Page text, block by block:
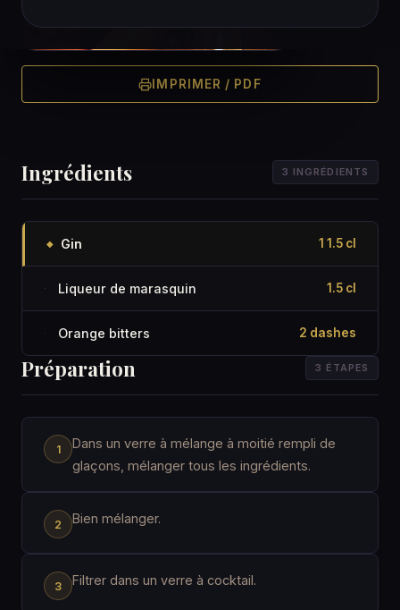
IMPRIMER / PDF
Ingrédients 3 INGRÉDIENTS
◆ Gin 1 1.5 cl
· Liqueur de marasquin 1.5 cl
· Orange bitters 2 dashes
Préparation 3 ÉTAPES
Dans un verre à mélange à moitié rempli de
glaçons, mélanger tous les ingrédients.
Bien mélanger.
Filtrer dans un verre à cocktail.